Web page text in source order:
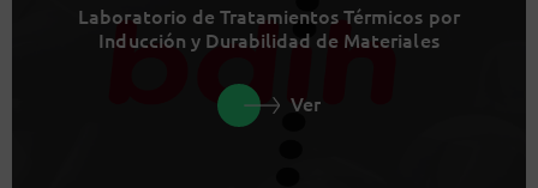
Laboratorio de Tratamientos Térmicos por
Inducción y Durabilidad de Materiales
Ver